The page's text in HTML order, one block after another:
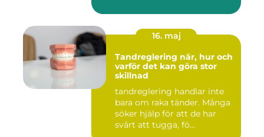
16. maj
Tandreglering när, hur och
varför det kan göra stor
skillnad
tandreglering handlar inte
bara om raka tänder. Många
söker hjälp för att de har
svårt att tugga, fö...